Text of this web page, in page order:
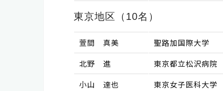
東京地区（10名）
萱間 真美
聖路加国際大学
北野 進
東京都立松沢病院
小山 達也
東京女子医科大学